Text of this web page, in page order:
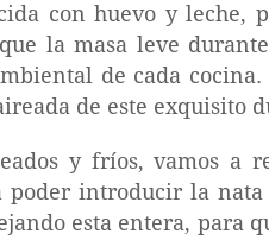
con huevo y leche,
la masa leve
de cada
de este exquisito
y fríos, vamos a
poder introducir la
esta entera, para